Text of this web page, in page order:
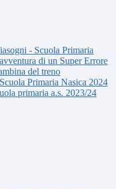
- Scuola Primaria
di un Super Errore
del treno
Primaria Nasica 2024
primaria a.s. 2023/24